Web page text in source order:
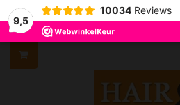
9,5
10034 Reviews